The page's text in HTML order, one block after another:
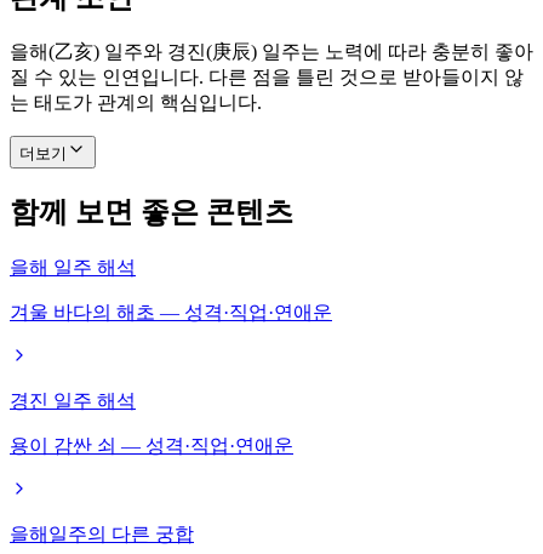
을해(乙亥) 일주와 경진(庚辰) 일주는 노력에 따라 충분히 좋아
질 수 있는 인연입니다. 다른 점을 틀린 것으로 받아들이지 않
는 태도가 관계의 핵심입니다.
더보기
함께 보면 좋은 콘텐츠
을해 일주 해석
겨울 바다의 해초 — 성격·직업·연애운
경진 일주 해석
용이 감싼 쇠 — 성격·직업·연애운
을해일주의 다른 궁합